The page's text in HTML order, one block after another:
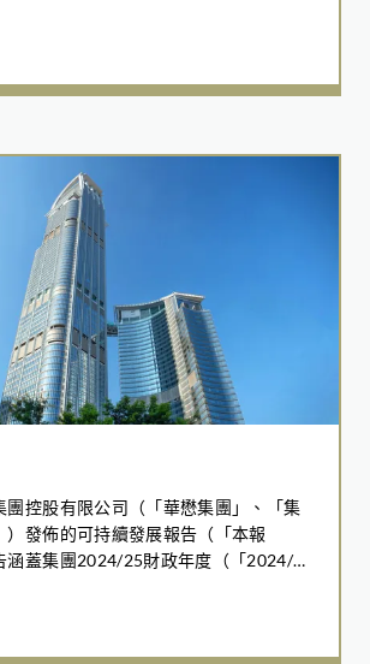
間，支持弱勢群體並促進社會公平。
面臨的挑戰，我們希望帶來正面的社會
續、公平和繁榮的環境。我們承諾與社
團控股有限公司（「華懋集團」、「集
）發佈的可持續發展報告（「本報
涵蓋集團2024/25財政年度（「2024/25